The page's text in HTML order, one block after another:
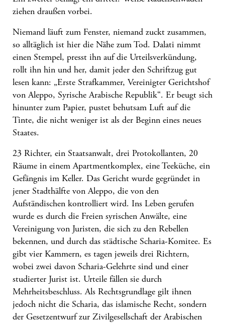
ziehen draußen vorbei.
Niemand läuft zum Fenster, niemand zuckt zusammen,
so alltäglich ist hier die Nähe zum Tod. Dalati nimmt
einen Stempel, presst ihn auf die Urteilsverkündung,
rollt ihn hin und her, damit jeder den Schriftzug gut
lesen kann: „Erste Strafkammer, Vereinigter Gerichtshof
von Aleppo, Syrische Arabische Republik“. Er beugt sich
hinunter zum Papier, pustet behutsam Luft auf die
Tinte, die nicht weniger ist als der Beginn eines neues
Staates.
23 Richter, ein Staatsanwalt, drei Protokollanten, 20
Räume in einem Apartmentkomplex, eine Teeküche, ein
Gefängnis im Keller. Das Gericht wurde gegründet in
jener Stadthälfte vonAleppo, die von den
Aufständischen kontrolliert wird. Ins Leben gerufen
wurde es durch die Freien syrischen Anwälte, eine
Vereinigung von Juristen, die sich zu den Rebellen
bekennen, und durch das städtische Scharia-Komitee. Es
gibt vier Kammern, es tagen jeweils drei Richtern,
wobei zwei davon Scharia-Gelehrte sind und einer
studierter Jurist ist. Urteile fällen sie durch
Mehrheitsbeschluss. Als Rechtsgrundlage gilt ihnen
jedoch nicht die Scharia, das islamische Recht, sondern
der Gesetzentwurf zur Zivilgesellschaft derArabischen